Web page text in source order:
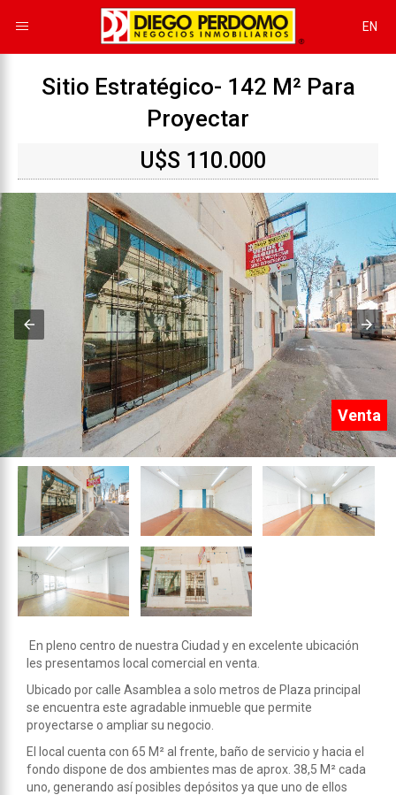
EN
Sitio Estratégico- 142 M² Para
Proyectar
U$S 110.000
Venta
En pleno centro de nuestra Ciudad y en excelente ubicación
les presentamos local comercial en venta.
Ubicado por calle Asamblea a solo metros de Plaza principal
se encuentra este agradable inmueble que permite
proyectarse o ampliar su negocio.
El local cuenta con 65 M² al frente, baño de servicio y hacia el
fondo dispone de dos ambientes mas de aprox. 38,5 M² cada
uno, generando así posibles depósitos ya que uno de ellos